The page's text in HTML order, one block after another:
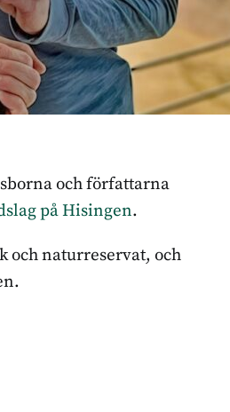
och författarna
på Hisingen.
och naturreservat, och